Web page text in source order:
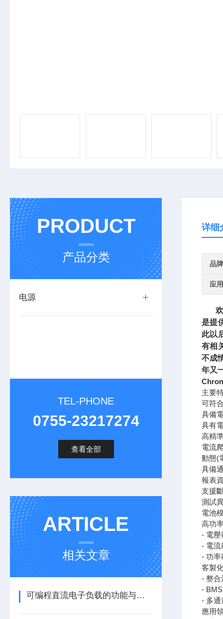
PRODUCT
产品分类
电源
TEL-PHONE
0755-23217274
查看全部
ARTICLE
相关文章
可编程直流电子负载的功能与优势
详细
品牌
应
欢
是提
此以
有相
不成
年又
主要
可符
具備
具有
高精
電流
動態(
具備
報表
支援
測試
電池
高功
- 電壓
- 電流
- 功率
客製
- 整合
-
- 多通
應用